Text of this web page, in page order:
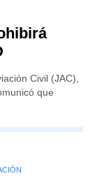
Civil (JAC),
que